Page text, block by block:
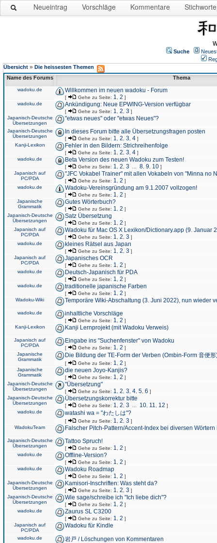
Neueintrag Vorschläge Kommentare Stichworte
Suche
Übersicht » Die heissesten Themen
Name des Forums
Thema
wadoku.de Willkommen im neuen wadoku - Forum
[ Gehe zu Seite: 1 2 ]
wadoku.de
Ankündigung: Neue EPWING-Version verfügbar
[ Gehe zu Seite: 1 2 3 ]
Japanisch-Deutsche
Übersetzungen
"etwas neues" oder "etwas Neues"?
Japanisch-Deutsche
Übersetzungen
In dieses Forum bitte alle Übersetzungsfragen posten
[ Gehe zu Seite: 1 2 3 4 ]
Kanji-Lexikon
Fehler in den Bildern: Strichreihenfolge
[ Gehe zu Seite: 1 2 3 4 ]
wadoku.de
Beta Version des neuen Wadoku zum Testen!
[ Gehe zu Seite: 1 2 3 8 9 10 ]
Japanisch auf
PC/PDA
"JFC Vokabel Trainer" mit allen Vokabeln von "Minna no
[ Gehe zu Seite: 1 2 ]
wadoku.de
Wadoku-Vereinsgründung am 9.1.2007 vollzogen!
[ Gehe zu Seite: 1 2 ]
Japanische
Grammatik
Gutes Wörterbuch?
[ Gehe zu Seite: 1 2 ]
Japanisch-Deutsche
Übersetzungen
Satz Übersetzung
[ Gehe zu Seite: 1 2 ]
Japanisch auf
PC/PDA
Wadoku für Mac OS X Lexikon/Dictionary.app (9. Januar
[ Gehe zu Seite: 1 2 3 ]
wadoku.de
kleines Rätsel aus Japan
[ Gehe zu Seite: 1 2 3 ]
Japanisch auf
PC/PDA
Japanisches OCR
[ Gehe zu Seite: 1 2 ]
wadoku.de
Deutsch-Japanisch für PDA
[ Gehe zu Seite: 1 2 ]
wadoku.de
traditionelle japanische Farben
[ Gehe zu Seite: 1 2 ]
Wadoku-Wiki
Temporäre Wiki-Abschaltung (3. Juni 2022), nun wieder
wadoku.de inhaltliche Vorschläge
[ Gehe zu Seite: 1 2 ]
Kanji-Lexikon
Kanji Lernprojekt (mit Wadoku Verweis)
Japanisch auf
PC/PDA
Eingabe ins "Suchenfenster" von Wadoku
[ Gehe zu Seite: 1 2 ]
Japanische
Grammatik
Die Bildung der TE-Form der Verben (Ombin-Form 音便形
[ Gehe zu Seite: 1 2 ]
Japanische
Grammatik
die neuen Joyo-Kanjis?
[ Gehe zu Seite: 1 2 ]
Japanisch-Deutsche
Übersetzungen
"Übersetzung"
[ Gehe zu Seite: 1 2 3 4 5 6 ]
Japanisch-Deutsche
Übersetzungen
Übersetzungskorrektur bitte
[ Gehe zu Seite: 1 2 3 10 11 12 ]
wadoku.de
watashi wa = "わたしは"?
[ Gehe zu Seite: 1 2 3 ]
WadokuTeam
Falscher Pitch-Pattern/Accent-Index bei diversen
Japanisch-Deutsche
Übersetzungen
Tattoo Spruch!
[ Gehe zu Seite: 1 2 ]
wadoku.de
Offline-Version?
[ Gehe zu Seite: 1 2 ]
wadoku.de
Wadoku Roadmap
[ Gehe zu Seite: 1 2 ]
Japanisch-Deutsche
Übersetzungen
Kamisori-Inschriften: Was steht da?
[ Gehe zu Seite: 1 2 3 ]
Japanisch-Deutsche
Übersetzungen
Wie sage/schreibe ich "Ich liebe dich"?
[ Gehe zu Seite: 1 2 ]
wadoku.de
Zaurus SL C3200
[ Gehe zu Seite: 1 2 ]
Japanisch auf
PC/PDA
Wadoku für Kindle
wadoku.de 岩戸 / Löschungen von Kommentaren